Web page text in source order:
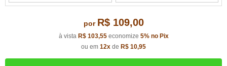
por R$ 109,00
à vista R$ 103,55economize 5% no Pix
ou em 12x de R$ 10,95